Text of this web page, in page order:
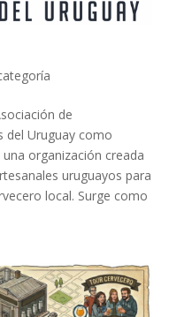
de
del Uruguay como
organización creada
uruguayos para
local. Surge como